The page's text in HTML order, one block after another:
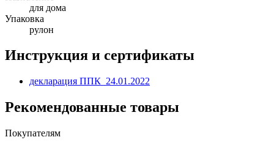
для дома
Упаковка
рулон
Инструкция и сертификаты
декларация ППК_24.01.2022
Рекомендованные товары
Покупателям